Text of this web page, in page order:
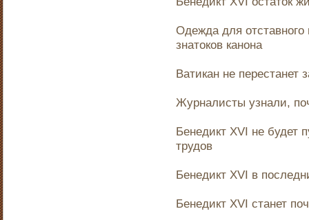
Одежда для
знатоков канона
Ватикан не перестанет
Журналисты узнали,
Бенедикт XVI не будет
трудов
Бенедикт XVI в
Бенедикт XVI станет